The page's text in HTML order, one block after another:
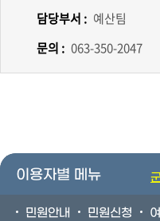
담당부서 : 예산팀
문의 : 063-350-2047
이용자별 메뉴
민원안내 민원신청